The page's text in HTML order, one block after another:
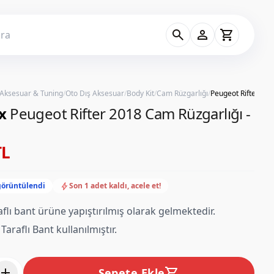
search person shopping_cart
& Tuning/Oto Dış Aksesuar/Body Kit/Cam Rüzgarlığı/
Peugeot Rifter 2018 Cam Rüzgarlığı -
boltSon 1 adet kaldı, acele et!
bant ürüne yapıştırılmış olarak gelmektedir.
Bant kullanılmıştır.